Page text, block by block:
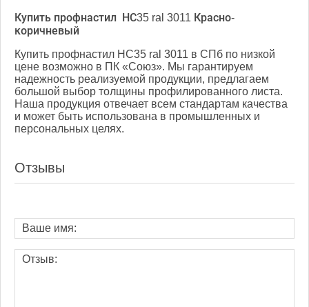
Купить профнастил НС35 ral 3011 Красно-
коричневый
Купить профнастил НС35 ral 3011 в СПб по низкой
цене возможно в ПК «Союз». Мы гарантируем
надежность реализуемой продукции, предлагаем
большой выбор толщины профилированного листа.
Наша продукция отвечает всем стандартам качества
и может быть использована в промышленных и
персональных целях.
Отзывы